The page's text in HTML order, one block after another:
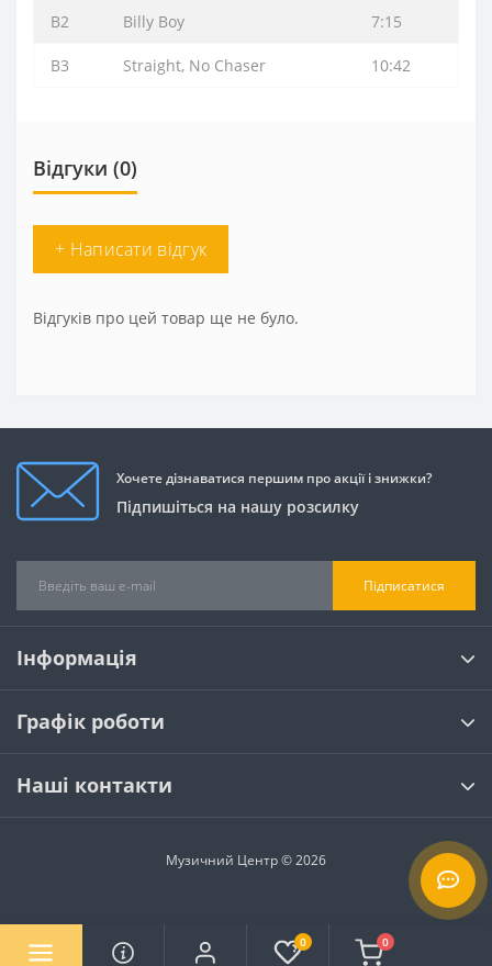
0 0
B2 Billy Boy 7:15
B3 Straight, No Chaser 10:42
Відгуки (0)
+ Написати відгук
Відгуків про цей товар ще не було.
Хочете дізнаватися першим про акції і знижки?
Підпишіться на нашу розсилку
Підписатися
Інформація
Графік роботи
Наші контакти
Музичний Центр © 2026